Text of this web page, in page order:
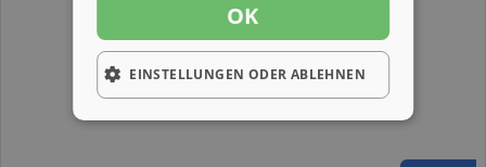
OK
EINSTELLUNGEN ODER ABLEHNEN